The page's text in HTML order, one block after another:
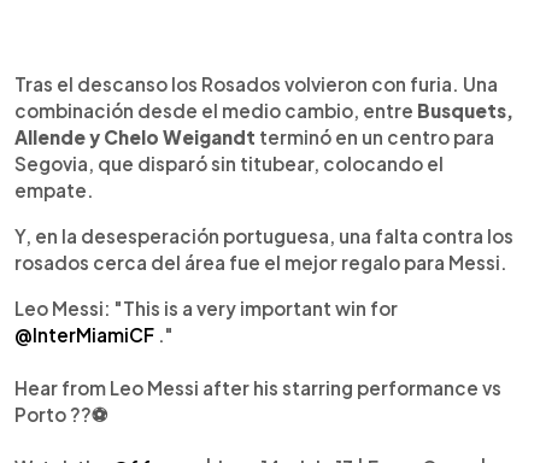
Tras el descanso los Rosados volvieron con furia. Una
combinación desde el medio cambio, entre Busquets,
Allende y Chelo Weigandt terminó en un centro para
Segovia, que disparó sin titubear, colocando el
empate.
Y, en la desesperación portuguesa, una falta contra los
rosados cerca del área fue el mejor regalo para Messi.
Leo Messi: "This is a very important win for
@InterMiamiCF ."
Hear from Leo Messi after his starring performance vs
Porto ??⚽️